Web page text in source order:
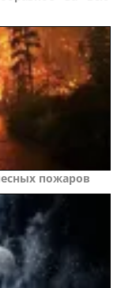
пожаров